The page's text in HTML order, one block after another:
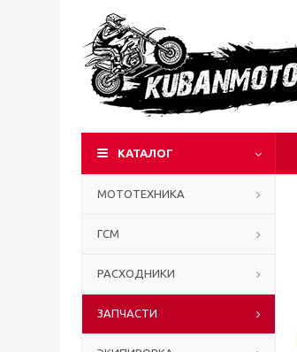
КАТАЛОГ
МОТОТЕХНИКА
ГСМ
РАСХОДНИКИ
ЗАПЧАСТИ